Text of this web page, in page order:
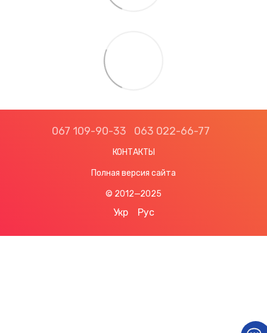
067 109-90-33 063 022-66-77
КОНТАКТЫ
Полная версия сайта
© 2012—2025
Укр Рус